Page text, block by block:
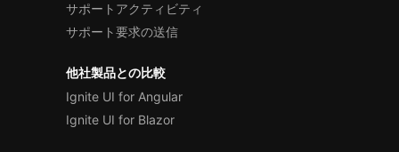
サポートアクティビティ
サポート要求の送信
他社製品との比較
Ignite UI for Angular
Ignite UI for Blazor